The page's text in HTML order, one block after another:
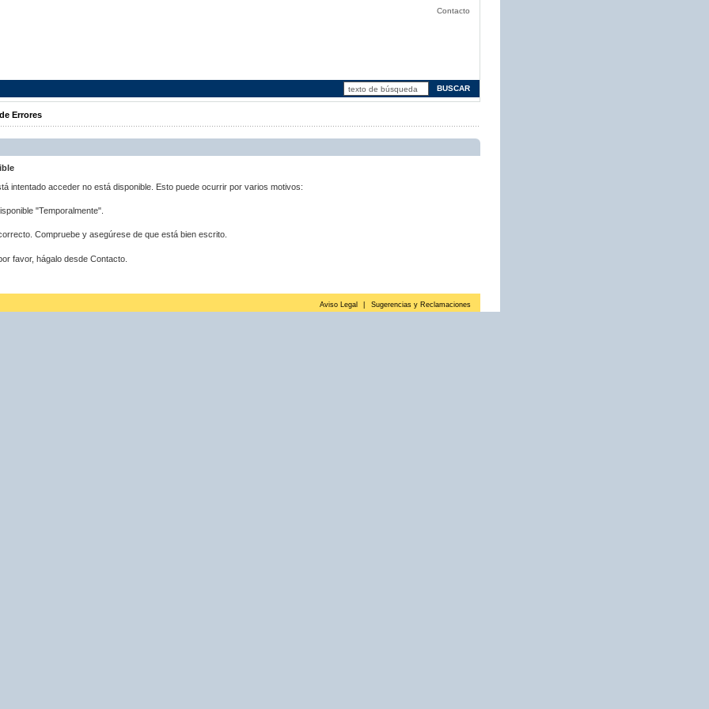
Contacto
Errores
intentado acceder no está disponible. Esto puede ocurrir por varios motivos:
"Temporalmente".
Compruebe y asegúrese de que está bien escrito.
favor, hágalo desde Contacto.
Aviso Legal Sugerencias y Reclamaciones